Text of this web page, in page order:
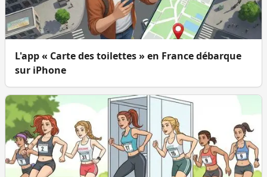
L'app « Carte des toilettes » en France débarque
sur iPhone